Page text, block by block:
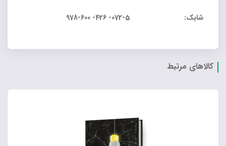
شابک: 5-072- 426- 600-978
کالاهای مرتبط